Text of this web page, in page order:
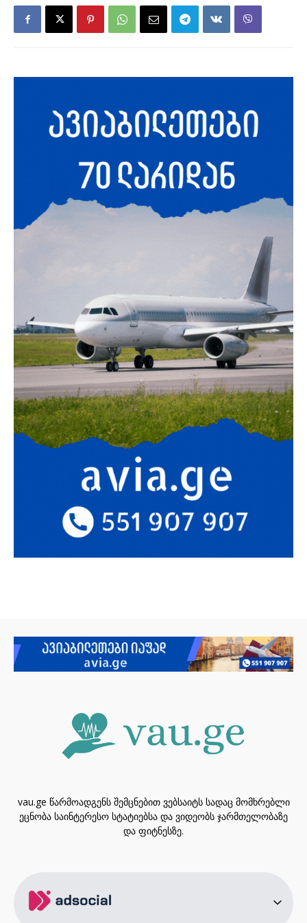
vau.ge წარმოადგენს შემცნებით ვებსაიტს სადაც მომხრებლი
ეცნობა საინტერესო სტატიებსა და ვიდეობს ჯარმთელობაზე
და ფიტნესზე.